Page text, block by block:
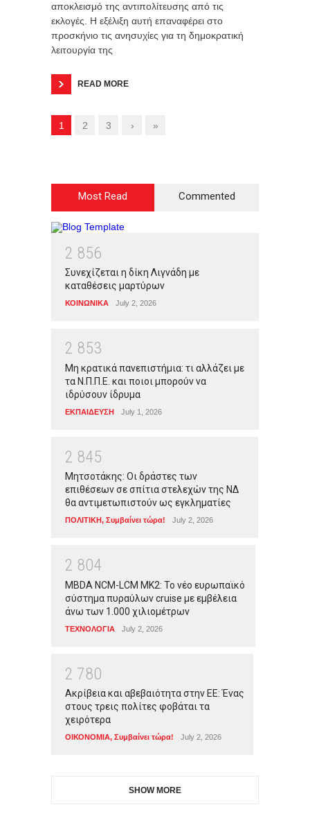
αποκλεισμό της αντιπολίτευσης από τις
εκλογές. Η εξέλιξη αυτή επαναφέρει στο
προσκήνιο τις ανησυχίες για τη δημοκρατική
λειτουργία της
READ MORE
1 2 3 › »
Most Read Commented
2 856
Συνεχίζεται η δίκη Λιγνάδη με
καταθέσεις μαρτύρων
ΚΟΙΝΩΝΙΚΑ July 2, 2026
2 853
Μη κρατικά πανεπιστήμια: τι αλλάζει με
τα Ν.Π.Π.Ε. και ποιοι μπορούν να
ιδρύσουν ίδρυμα
ΕΚΠΑΙΔΕΥΣΗ July 1, 2026
2 845
Μητσοτάκης: Οι δράστες των
επιθέσεων σε σπίτια στελεχών της ΝΔ
θα αντιμετωπιστούν ως εγκληματίες
ΠΟΛΙΤΙΚΗ, Συμβαίνει τώρα! July 2, 2026
2 804
MBDA NCM-LCM MK2: Το νέο ευρωπαϊκό
σύστημα πυραύλων cruise με εμβέλεια
άνω των 1.000 χιλιομέτρων
ΤΕΧΝΟΛΟΓΙΑ July 2, 2026
2 780
Ακρίβεια και αβεβαιότητα στην ΕΕ: Ένας
στους τρεις πολίτες φοβάται τα
χειρότερα
ΟΙΚΟΝΟΜΙΑ, Συμβαίνει τώρα! July 2, 2026
SHOW MORE